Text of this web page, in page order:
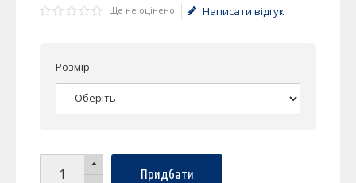
Ще не оцінено Написати відгук
Розмір
Придбати